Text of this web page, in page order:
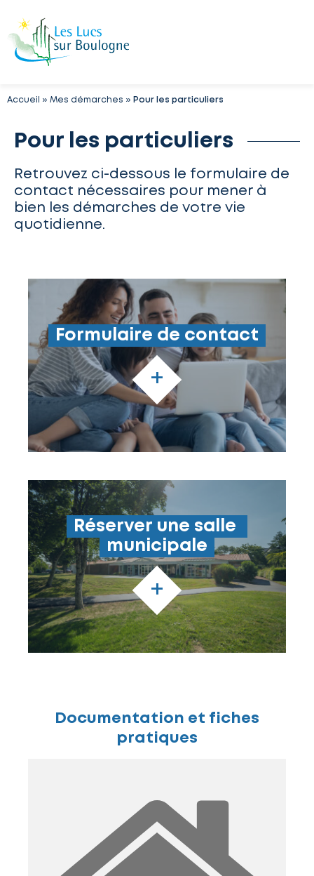
Accueil » Mes démarches » Pour les particuliers
Pour les particuliers
Retrouvez ci-dessous le formulaire de
contact nécessaires pour mener à
bien les démarches de votre vie
quotidienne.
Formulaire de contact
+
Réserver une salle
municipale
+
Documentation et fiches
pratiques